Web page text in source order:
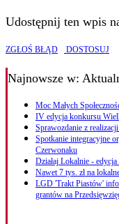
Udostępnij ten wpis
ZGŁOŚ BŁĄD DOSTOSUJ
Najnowsze w:
Moc Małych
IV edycja konkursu
Sprawozdanie z
Spotkanie integracyjne
Czerwonaku
Działaj Lokalnie -
Nawet 7 tys. zł na
LGD 'Trakt Piastów'
grantów na